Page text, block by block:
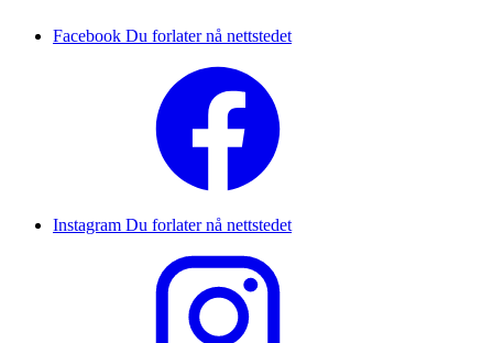
Facebook Du forlater nå nettstedet
Instagram Du forlater nå nettstedet